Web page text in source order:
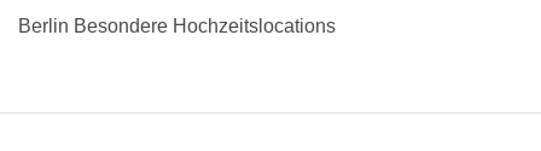
Berlin Besondere Hochzeitslocations